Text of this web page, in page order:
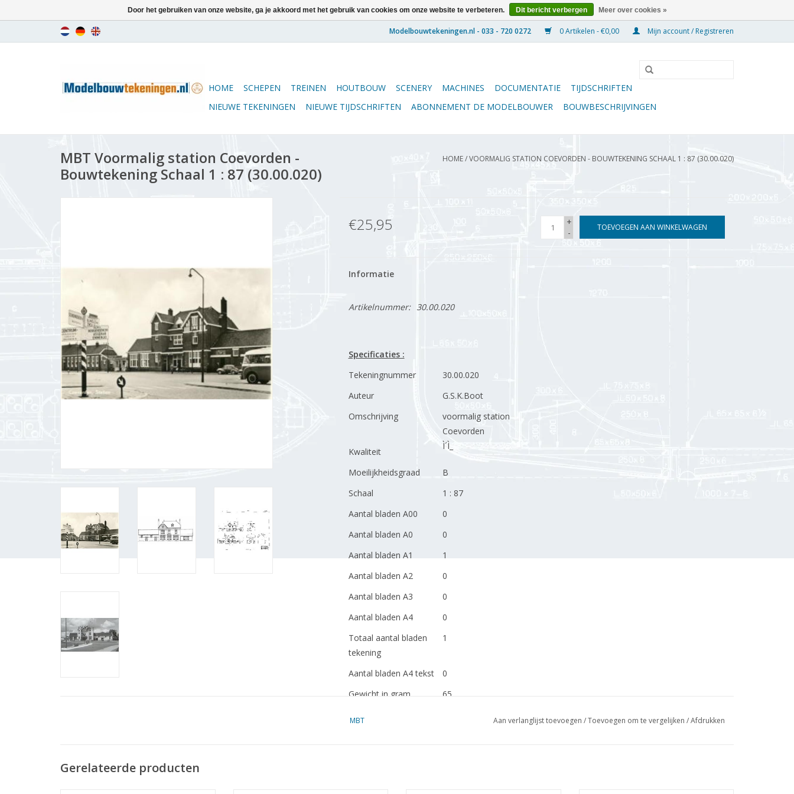
0 Artikelen - €0,00 Mijn account / Registreren
HOME SCHEPEN TREINEN HOUTBOUW SCENERY MACHINES DOCUMENTATIE
TIJDSCHRIFTEN
NIEUWE TEKENINGEN
NIEUWE TIJDSCHRIFTEN ABONNEMENT DE MODELBOUWER BOUWBESCHRIJVINGEN
MBT Voormalig station Coevorden -
Bouwtekening Schaal 1 : 87 (30.00.020)
HOME/VOORMALIG STATION COEVORDEN - BOUWTEKENING SCHAAL 1 : 87 (30.00.020)
€25,95
+
-
TOEVOEGEN AAN WINKELWAGEN
Informatie
Artikelnummer: 30.00.020
Specificaties :
Tekeningnummer
30.00.020
Auteur
G.S.K.Boot
Omschrijving
voormalig station
Coevorden
Kwaliteit
Ì´Ì_
Moeilijkheidsgraad
B
Schaal
1 : 87
Aantal bladen A00
0
Aantal bladen A0
0
Aantal bladen A1
1
Aantal bladen A2
0
Aantal bladen A3
0
Aantal bladen A4
0
Totaal aantal bladen
tekening
1
Aantal bladen A4 tekst
0
Gewicht in gram
65
MBT Aan verlanglijst toevoegen /Toevoegen om te vergelijken /Afdrukken
Gerelateerde producten
Door het gebruiken van onze website, ga je akkoord met het gebruik van cookies om onze website te verbeteren. Dit bericht verbergen Meer over cookies »